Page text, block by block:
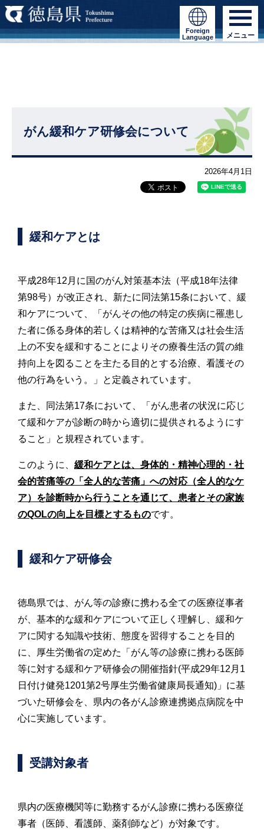
Foreign
Language
メニュー
がん緩和ケア研修会について
2026年4月1日
緩和ケアとは
平成28年12月に国のがん対策基本法（平成18年法律
第98号）が改正され、新たに同法第15条において、緩
和ケアについて、「がんその他の特定の疾病に罹患し
た者に係る身体的若しくは精神的な苦痛又は社会生活
上の不安を緩和することによりその療養生活の質の維
持向上を図ることを主たる目的とする治療、看護その
他の行為をいう。」と定義されています。
また、同法第17条において、「がん患者の状況に応じ
て緩和ケアが診断の時から適切に提供されるようにす
ること」と規程されています。
このように、 緩和ケアとは、身体的・精神心理的・社
会的苦痛等の「全人的な苦痛」への対応（全人的なケ
ア）を診断時から行うことを通じて、患者とその家族
のQOLの向上を目標とするものです。
緩和ケア研修会
徳島県では、がん等の診療に携わる全ての医療従事者
が、基本的な緩和ケアについて正しく理解し、緩和ケ
アに関する知識や技術、態度を習得することを目的
に、厚生労働省の定めた「がん等の診療に携わる医師
等に対する緩和ケア研修会の開催指針(平成29年12月1
日付け健発1201第2号厚生労働省健康局長通知)」に基
づいた研修会を、県内の各がん診療連携拠点病院を中
心に実施しています。
受講対象者
県内の医療機関等に勤務するがん診療に携わる医療従
事者（医師、看護師、薬剤師など）が対象です。